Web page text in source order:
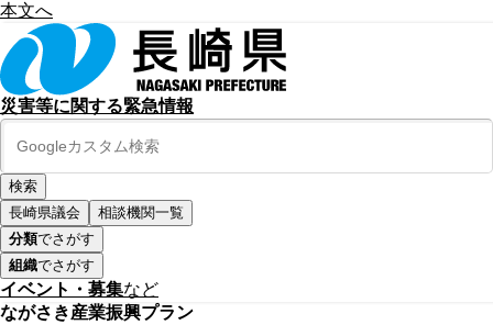
本文へ
災害等に関する緊急情報
長崎県議会
相談機関一覧
分類でさがす
組織でさがす
イベント・募集など
ながさき産業振興プラン